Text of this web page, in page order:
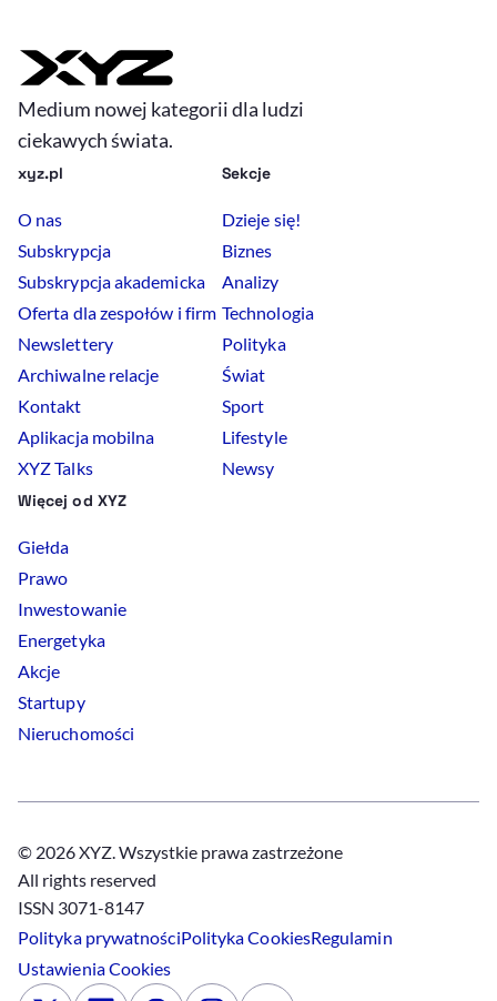
Medium nowej kategorii dla ludzi
ciekawych świata.
xyz.pl
O nas
Subskrypcja
Subskrypcja akademicka
Oferta dla zespołów i firm
Newslettery
Archiwalne relacje
Kontakt
Aplikacja mobilna
XYZ Talks
Sekcje
Dzieje się!
Biznes
Analizy
Technologia
Polityka
Świat
Sport
Lifestyle
Newsy
Więcej od XYZ
Giełda
Prawo
Inwestowanie
Energetyka
Akcje
Startupy
Nieruchomości
© 2026 XYZ. Wszystkie prawa zastrzeżone
All rights reserved
ISSN 3071-8147
Polityka prywatnościPolitykaCookiesRegulamin
UstawieniaCookies